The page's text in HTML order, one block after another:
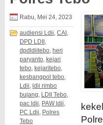
Rabu, Mei 24, 2023
audiensi Ldii CAI
DPD LDII
dpdldiitebo heri
paryanto kejari
tebo kejaritebo
kesbangpol tebo
Ldii ldii rimbo
bujang LDII Tebo
pac ldii PAW ldii
PC Ldii Polres
Tebo